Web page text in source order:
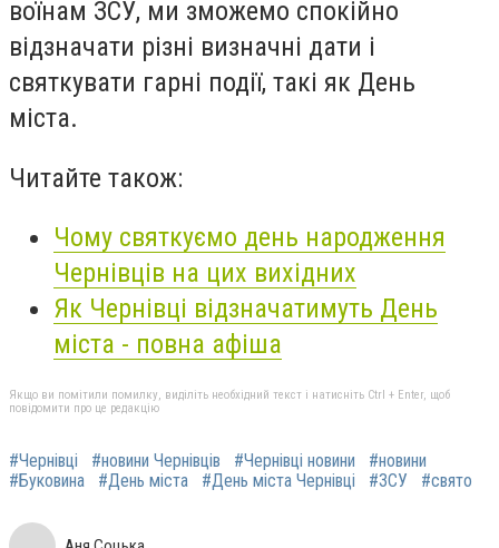
воїнам ЗСУ, ми зможемо спокійно
відзначати різні визначні дати і
святкувати гарні події, такі як День
міста.
Читайте також:
Чому святкуємо день народження
Чернівців на цих вихідних
Як Чернівці відзначатимуть День
міста - повна афіша
Якщо ви помітили помилку, виділіть необхідний текст і натисніть Ctrl + Enter, щоб
повідомити про це редакцію
#Чернівці #новини Чернівців #Чернівці новини
#новини
#Буковина
#День міста #День міста Чернівці #ЗСУ #свято